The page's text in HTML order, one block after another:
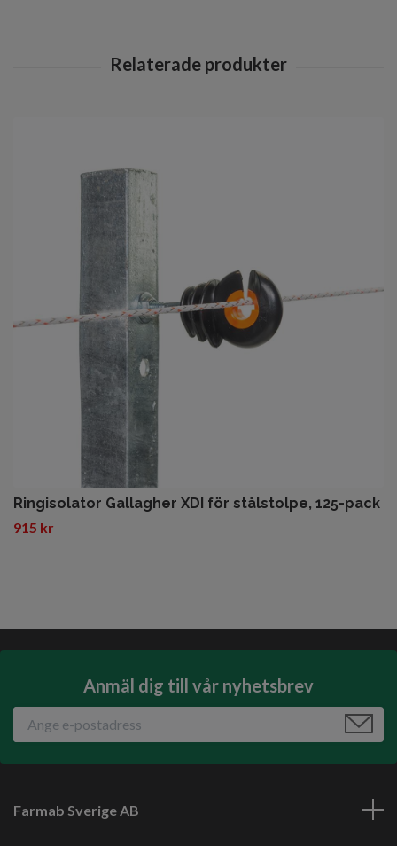
Ringisolator Gallagher XDI för stålstolpe, 125-pack
915 kr
Anmäl dig till vår nyhetsbrev
Farmab Sverige AB